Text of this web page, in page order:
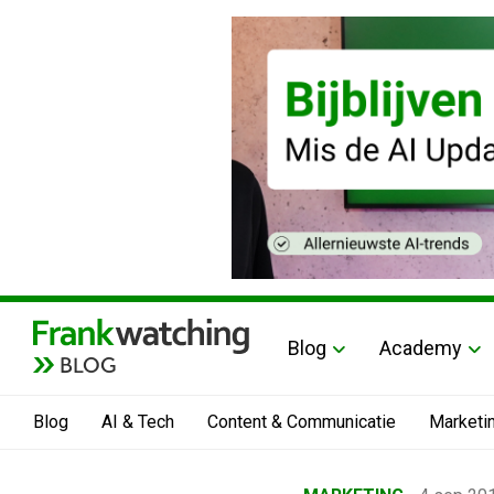
BLOG
Blog Academy
Blog AI & Tech Content & Communicatie